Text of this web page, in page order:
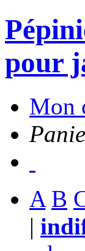
pour
Mon
A B
|